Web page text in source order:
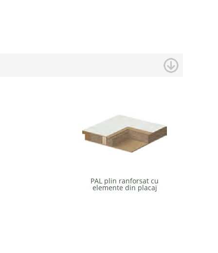
PAL plin ranforsat cu
elemente din placaj